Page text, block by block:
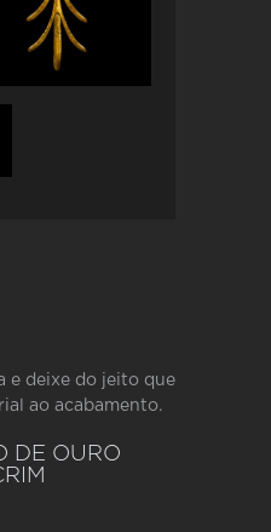
e deixe do jeito que
ao acabamento.
DE OURO